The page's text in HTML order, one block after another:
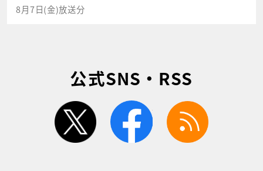
8月7日(金)放送分
公式SNS・RSS
twitter facebook